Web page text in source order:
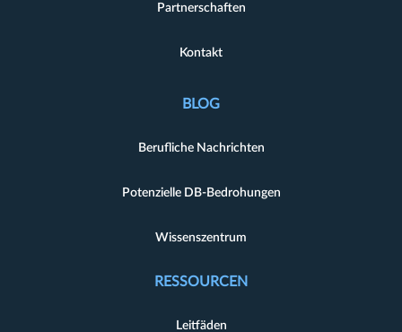
Partnerschaften
Kontakt
BLOG
Berufliche Nachrichten
Potenzielle DB-Bedrohungen
Wissenszentrum
RESSOURCEN
Leitfäden